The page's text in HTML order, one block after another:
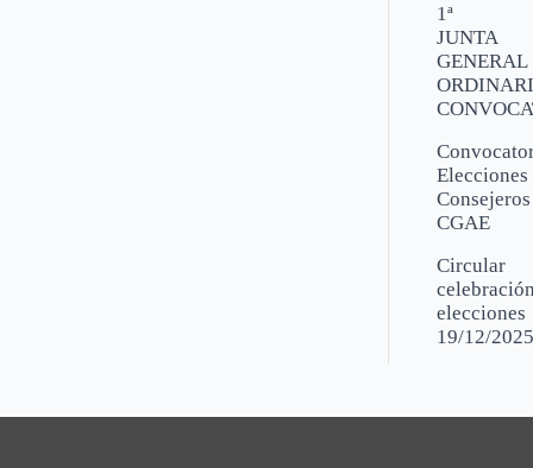
1ª
JUNTA
GENERAL
Elecciones
Consejeros
CGAE
Circular
elecciones
19/12/2025